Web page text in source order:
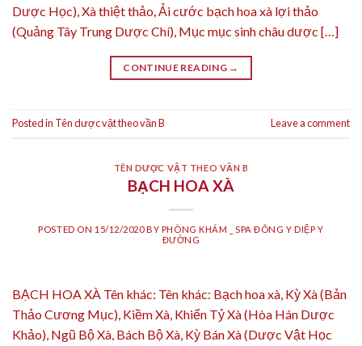
Dược Học), Xà thiệt thảo, Ải cước bạch hoa xà lợi thảo
(Quảng Tây Trung Dược Chí), Mục mục sinh châu dược […]
CONTINUE READING →
Posted in Tên dược vật theo vần B Leave a comment
TÊN DƯỢC VẬT THEO VẦN B
BẠCH HOA XÀ
POSTED ON 15/12/2020BY PHÒNG KHÁM _ SPA ĐÔNG Y DIỆP Y
ĐƯỜNG
BẠCH HOA XÀ Tên khác: Tên khác: Bạch hoa xà, Kỳ Xà (Bản
Thảo Cương Mục), Kiềm Xà, Khiển Tỷ Xà (Hòa Hán Dược
Khảo), Ngũ Bộ Xà, Bách Bộ Xà, Kỳ Bán Xà (Dược Vật Học